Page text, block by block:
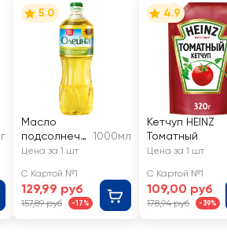
5.0
Масло
подсолнечн
ое ОЛЕЙНА
нное
дезодориро
ванное 1-й
1000мл
Цена за 1 шт
С Картой №1
129,99 руб
157,89 руб -17%
4.9
Кетчуп HEINZ
Томатный
Цена за 1 шт
С Картой №1
109,00 руб
178,94 руб -39%